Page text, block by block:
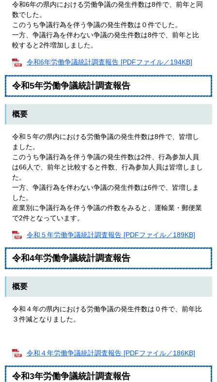
令和6年の県内における労働争議の発生件数は8件で、前年と同
数でした。
このうち争議行為を伴う争議の発生件数は０件でした。
一方、争議行為を伴わない争議の発生件数は8件で、前年と比
較すると2件増加しました。
令和6年労働争議統計調査報告 [PDFファイル／194KB]
令和5年労働争議統計調査報告
概要
令和５年の県内における労働争議の発生件数は8件で、皆増し
ました。
このうち争議行為を伴う争議の発生件数は2件、行為参加人員
は66人で、前年と比較すると件数、行為参加人員は皆増しまし
た。
一方、争議行為を伴わない争議の発生件数は6件で、皆増しま
した。
産業別に争議行為を伴う争議の件数をみると、運輸業・郵便業
で2件となっています。
令和５年労働争議統計調査報告 [PDFファイル／189KB]
令和4年労働争議統計調査報告
概要
令和４年の県内における労働争議の発生件数は０件で、前年比
３件減となりました。
令和４年労働争議統計調査報告 [PDFファイル／186KB]
令和3年労働争議統計調査報告